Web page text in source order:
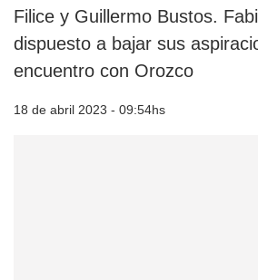
Filice y Guillermo Bustos.
dispuesto a bajar sus
encuentro con Orozco
18 de abril 2023 - 09:54hs